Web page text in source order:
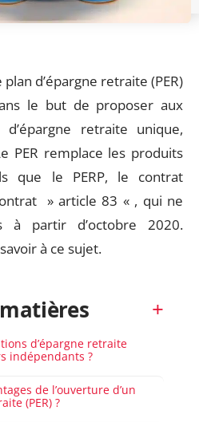
d’épargne retraite (PER)
le but de proposer aux
retraite unique,
PER remplace les produits
que le PERP, le contrat
» article 83 « , qui ne
à partir d’octobre 2020.
à ce sujet.
d’épargne retraite
indépendants ?
de l’ouverture d’un
(PER) ?